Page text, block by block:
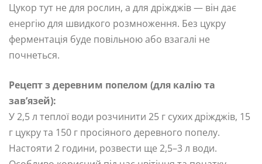
Цукор тут не для рослин, а для дріжджів — він дає
енергію для швидкого розмноження. Без цукру
ферментація буде повільною або взагалі не
почнеться.
Рецепт з деревним попелом (для калію та
зав’язей):
У 2,5 л теплої води розчинити 25 г сухих дріжджів, 15
г цукру та 150 г просіяного деревного попелу.
Настояти 2 години, розвести ще 2,5–3 л води.